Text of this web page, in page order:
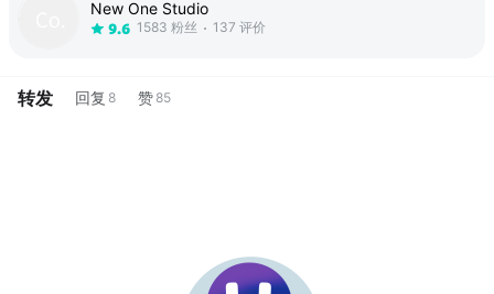
New One Studio
9.6 1583 粉丝 137 评价
转发 回复 8 赞 85